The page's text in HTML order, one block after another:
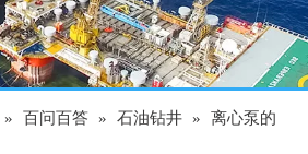
» 百问百答 » 石油钻井 » 离心泵的